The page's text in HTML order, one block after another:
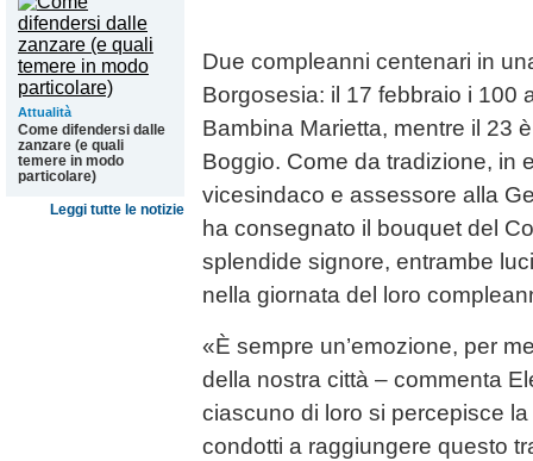
Attualità
Come difendersi dalle
zanzare (e quali
temere in modo
particolare)
Leggi tutte le notizie
Due compleanni centenari in
Borgosesia: il 17 febbraio i 100
Bambina Marietta, mentre il 23
Boggio. Come da tradizione, in
vicesindaco e assessore alla
ha consegnato il bouquet del
splendide signore, entrambe
nella giornata del loro
«È sempre un’emozione, per
della nostra città – commenta
ciascuno di loro si percepisce la
condotti a raggiungere questo